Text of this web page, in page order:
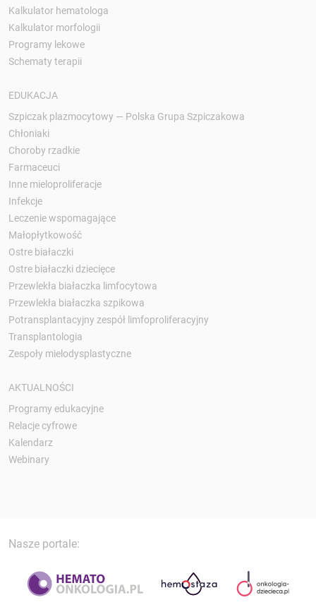
Kalkulator hematologa
Kalkulator morfologii
Programy lekowe
Schematy terapii
EDUKACJA
Szpiczak plazmocytowy — Polska Grupa Szpiczakowa
Chłoniaki
Choroby rzadkie
Farmaceuci
Inne mieloproliferacje
Infekcje
Leczenie wspomagające
Małopłytkowość
Ostre białaczki
Ostre białaczki dziecięce
Przewlekła białaczka limfocytowa
Przewlekła białaczka szpikowa
Potransplantacyjny zespół limfoproliferacyjny
Transplantologia
Zespoły mielodysplastyczne
AKTUALNOŚCI
Programy edukacyjne
Relacje cyfrowe
Kalendarz
Webinary
Nasze portale: